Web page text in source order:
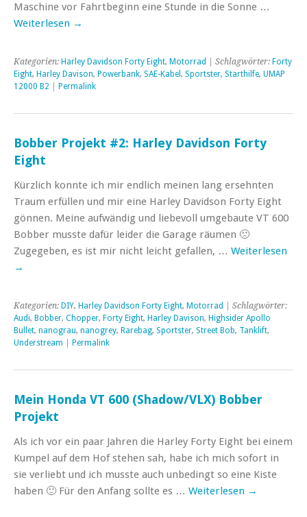
Maschine vor Fahrtbeginn eine Stunde in die Sonne …
Weiterlesen →
Kategorien: Harley Davidson Forty Eight, Motorrad | Schlagwörter: Forty
Eight, Harley Davison, Powerbank, SAE-Kabel , Sportster, Starthilfe, UMAP
12000 B2
Permalink
Bobber Projekt #2: Harley Davidson Forty
Eight
Kürzlich konnte ich mir endlich meinen lang ersehnten
Traum erfüllen und mir eine Harley Davidson Forty Eight
gönnen. Meine aufwändig und liebevoll umgebaute VT 600
Bobber musste dafür leider die Garage räumen 🙁
Zugegeben, es ist mir nicht leicht gefallen, … Weiterlesen
→
Kategorien: DIY, Harley Davidson Forty Eight, Motorrad
| Schlagwörter:
Audi, Bobber, Chopper, Forty Eight, Harley Davison, Highsider Apollo
Bullet, nanograu, nanogrey, Rarebag, Sportster, Street Bob, Tanklift,
Understream
Permalink
Mein Honda VT 600 (Shadow/VLX) Bobber
Projekt
Als ich vor ein paar Jahren die Harley Forty Eight bei einem
Kumpel auf dem Hof stehen sah, habe ich mich sofort in
sie verliebt und ich musste auch unbedingt so eine Kiste
haben 🙂 Für den Anfang sollte es … Weiterlesen →